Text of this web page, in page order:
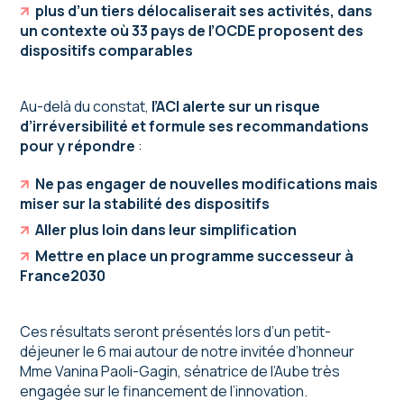
plus d’un tiers délocaliserait ses activités, dans
un contexte où 33 pays de l’OCDE proposent des
dispositifs comparables
Au-delà du constat, l’ACI alerte sur un risque
d’irréversibilité et formule ses recommandations
pour y répondre :
Ne pas engager de nouvelles modifications mais
miser sur la stabilité des dispositifs
Aller plus loin dans leur simplification
Mettre en place un programme successeur à
France2030
Ces résultats seront présentés lors d’un petit-
déjeuner le 6 mai autour de notre invitée d’honneur
Mme Vanina Paoli-Gagin, sénatrice de l’Aube très
engagée sur le financement de l’innovation.